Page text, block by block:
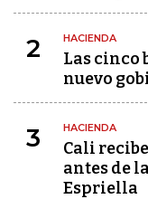
2 HACIENDA
Las cinco
nuevo
3 HACIENDA
Cali
antes de
Espriella